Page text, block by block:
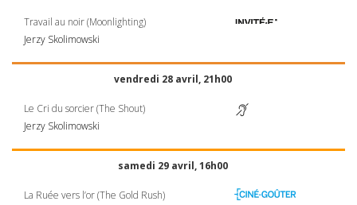
Travail au noir (Moonlighting)
Jerzy Skolimowski
vendredi 28 avril, 21h00
Le Cri du sorcier (The Shout)
Jerzy Skolimowski
samedi 29 avril, 16h00
La Ruée vers l’or (The Gold Rush)